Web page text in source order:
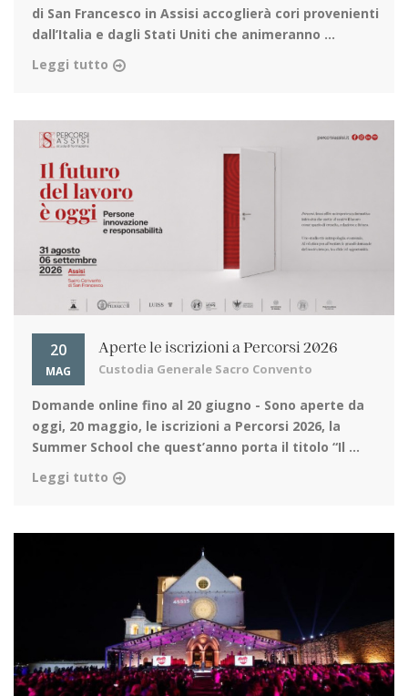
di San Francesco in Assisi accoglierà cori provenienti
dall’Italia e dagli Stati Uniti che animeranno ...
Leggi tutto
20
MAG
Aperte le iscrizioni a Percorsi 2026
Custodia Generale Sacro Convento
Domande online fino al 20 giugno - Sono aperte da
oggi, 20 maggio, le iscrizioni a Percorsi 2026, la
Summer School che quest’anno porta il titolo “Il ...
Leggi tutto